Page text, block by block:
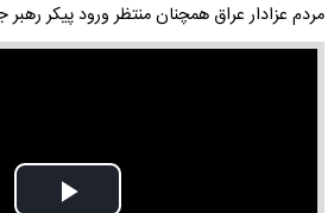
مردم عزادار عراق همچنان منتظر ورود پیکر رهبر